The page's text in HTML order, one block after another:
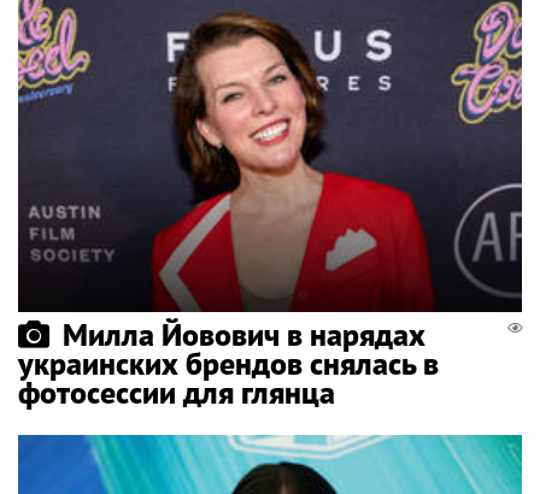
Милла Йовович в нарядах
украинских брендов снялась в
фотосессии для глянца